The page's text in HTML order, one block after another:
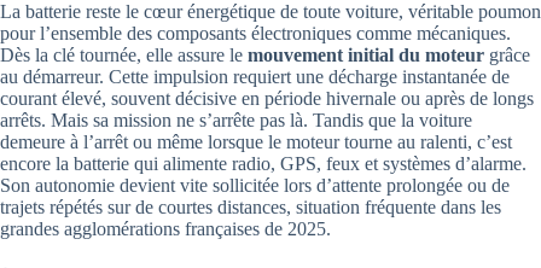
La batterie reste le cœur énergétique de toute voiture, véritable poumon
pour l’ensemble des composants électroniques comme mécaniques.
Dès la clé tournée, elle assure le mouvement initial du moteur grâce
au démarreur. Cette impulsion requiert une décharge instantanée de
courant élevé, souvent décisive en période hivernale ou après de longs
arrêts. Mais sa mission ne s’arrête pas là. Tandis que la voiture
demeure à l’arrêt ou même lorsque le moteur tourne au ralenti, c’est
encore la batterie qui alimente radio, GPS, feux et systèmes d’alarme.
Son autonomie devient vite sollicitée lors d’attente prolongée ou de
trajets répétés sur de courtes distances, situation fréquente dans les
grandes agglomérations françaises de 2025.